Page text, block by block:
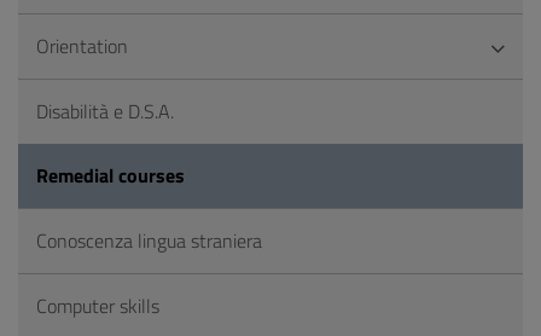
Orientation
Disabilità e D.S.A.
Remedial courses
Conoscenza lingua straniera
Computer skills